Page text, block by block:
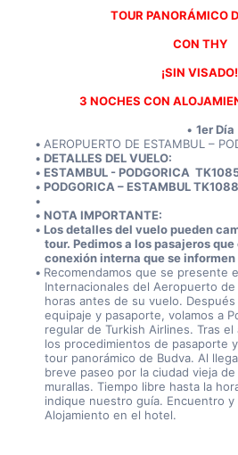
TOUR PANORÁMICO
CON THY
¡SIN VISADO!
3 NOCHES CON
1er Día
AEROPUERTO DE ESTAMBUL –
DETALLES DEL VUELO:
ESTAMBUL - PODGORICA
PODGORICA – ESTAMBUL
NOTA IMPORTANTE:
Los detalles del vuelo pueden
tour. Pedimos a los pasajeros
conexión interna que se
Recomendamos que se presente
Internacionales del Aeropuerto
horas antes de su vuelo.
equipaje y pasaporte, volamos a
regular de Turkish Airlines. Tras
los procedimientos de pasaporte
tour panorámico de Budva. Al
breve paseo por la ciudad vieja
murallas. Tiempo libre hasta la
indique nuestro guía. Encuentro
Alojamiento en el hotel.